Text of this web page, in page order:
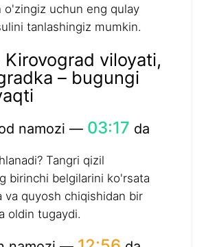
o'zingiz uchun eng qulay
tanlashingiz mumkin.
Kirovograd viloyati,
– bugungi
namozi — 03:17 da
Tangri qizil
birinchi belgilarini ko'rsata
va quyosh chiqishidan bir
oldin tugaydi.